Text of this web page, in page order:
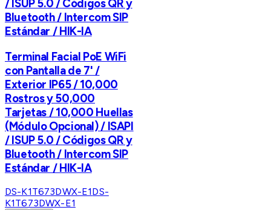
/ ISUP 5.0 / Códigos QR y
Bluetooth / Intercom SIP
Estándar / HIK-IA
Terminal Facial PoE WiFi
con Pantalla de 7' /
Exterior IP65 / 10,000
Rostros y 50,000
Tarjetas / 10,000 Huellas
(Módulo Opcional) / ISAPI
/ ISUP 5.0 / Códigos QR y
Bluetooth / Intercom SIP
Estándar / HIK-IA
DS-K1T673DWX-E1DS-
K1T673DWX-E1